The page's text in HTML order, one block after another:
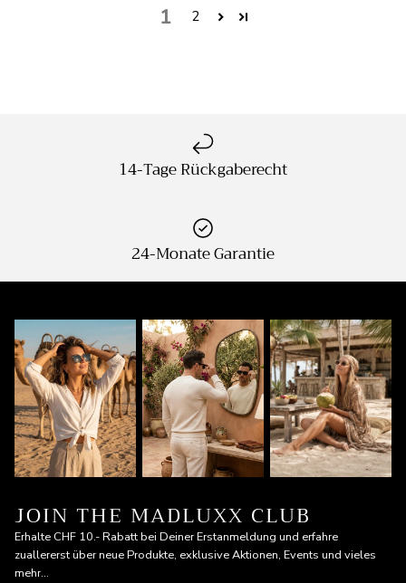
1 2
14-Tage Rückgaberecht
24-Monate Garantie
JOIN THE MADLUXX CLUB
Erhalte CHF 10.- Rabatt bei Deiner Erstanmeldung und erfahre
zuallererst über neue Produkte, exklusive Aktionen, Events und vieles
mehr...